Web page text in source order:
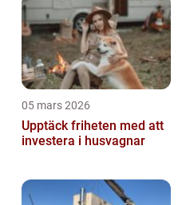
05 mars 2026
Upptäck friheten med att
investera i husvagnar